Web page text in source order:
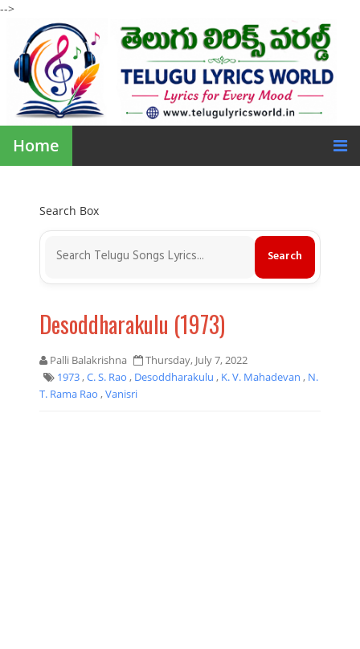
-->
Home
Search Box
Desoddharakulu (1973)
Palli Balakrishna
Thursday, July 7, 2022
1973,C. S. Rao , Desoddharakulu , K. V. Mahadevan , N.
T. Rama Rao ,Vanisri